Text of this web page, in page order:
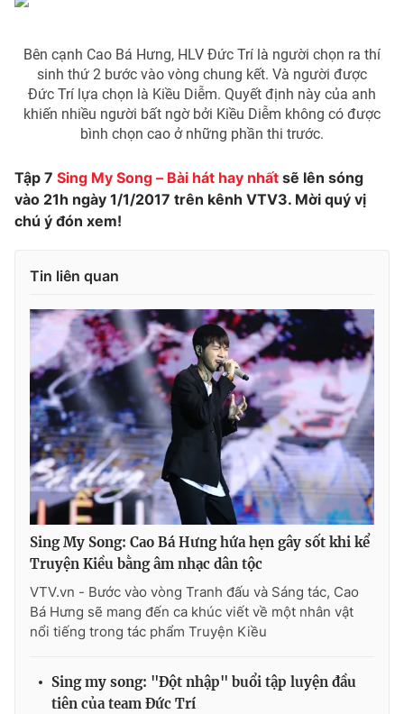
Bên cạnh Cao Bá Hưng, HLV Đức Trí là người chọn ra thí
sinh thứ 2 bước vào vòng chung kết. Và người được
Đức Trí lựa chọn là Kiều Diễm. Quyết định này của anh
khiến nhiều người bất ngờ bởi Kiều Diễm không có được
bình chọn cao ở những phần thi trước.
Tập 7 Sing My Song – Bài hát hay nhất sẽ lên sóng
vào 21h ngày 1/1/2017 trên kênh VTV3. Mời quý vị
chú ý đón xem!
Tin liên quan
Sing My Song: Cao Bá Hưng hứa hẹn gây sốt khi kể
Truyện Kiều bằng âm nhạc dân tộc
VTV.vn - Bước vào vòng Tranh đấu và Sáng tác, Cao
Bá Hưng sẽ mang đến ca khúc viết về một nhân vật
nổi tiếng trong tác phẩm Truyện Kiều
Sing my song: "Đột nhập" buổi tập luyện đầu
tiên của team Đức Trí